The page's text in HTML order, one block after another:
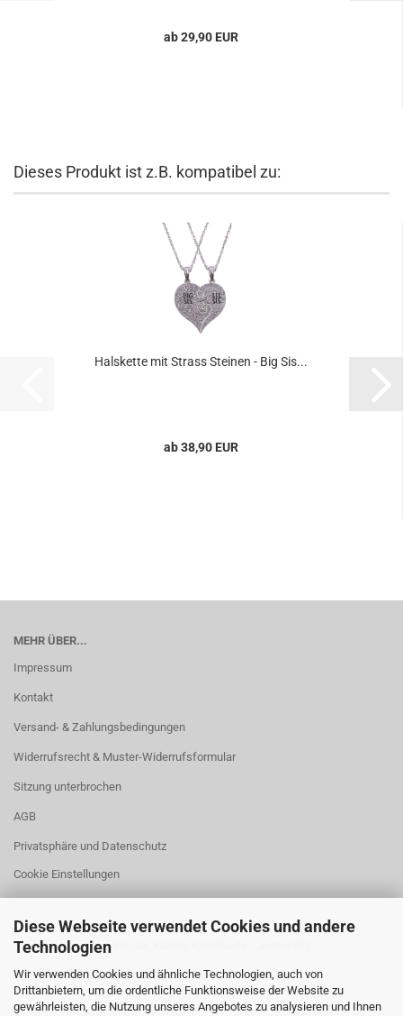
Diese Webseite verwendet Cookies und andere
Technologien
Wir verwenden Cookies und ähnliche Technologien, auch von
Drittanbietern, um die ordentliche Funktionsweise der Website zu
gewährleisten, die Nutzung unseres Angebotes zu analysieren und Ihnen
ab 29,90 EUR
Dieses Produkt ist z.B. kompatibel zu:
Halskette mit Strass Steinen - Big Sis...
ab 38,90 EUR
MEHR ÜBER...
Impressum
Kontakt
Versand- & Zahlungsbedingungen
Widerrufsrecht & Muster-Widerrufsformular
Sitzung unterbrochen
AGB
Privatsphäre und Datenschutz
Cookie Einstellungen
Zahlung: Vorkasse, Paypal, Klarna, Kreditkarte, Lastschrift,
Sofortüberweisung, Amazon